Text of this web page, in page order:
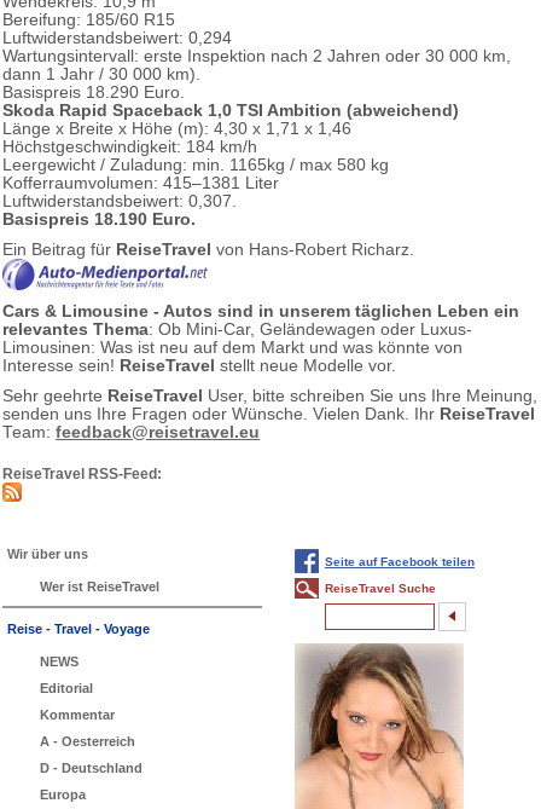
Bereifung: 185/60 R15
Luftwiderstandsbeiwert: 0,294
Wartungsintervall: erste Inspektion nach 2 Jahren oder 30 000 km,
dann 1 Jahr / 30 000 km).
Basispreis 18.290 Euro.
Skoda Rapid Spaceback 1,0 TSI Ambition (abweichend)
Länge x Breite x Höhe (m): 4,30 x 1,71 x 1,46
Höchstgeschwindigkeit: 184 km/h
Leergewicht / Zuladung: min. 1165kg / max 580 kg
Kofferraumvolumen: 415–1381 Liter
Luftwiderstandsbeiwert: 0,307.
Basispreis 18.190 Euro.
Ein Beitrag für ReiseTravel von Hans-Robert Richarz.
Cars & Limousine - Autos sind in unserem täglichen Leben ein
relevantes Thema: Ob Mini-Car, Geländewagen oder Luxus-
Limousinen: Was ist neu auf dem Markt und was könnte von
Interesse sein! ReiseTravel stellt neue Modelle vor.
Sehr geehrte ReiseTravel User, bitte schreiben Sie uns Ihre Meinung,
senden uns Ihre Fragen oder Wünsche. Vielen Dank. Ihr ReiseTravel
Team: feedback@reisetravel.eu
ReiseTravel RSS-Feed:
Wir über uns
Wer ist ReiseTravel
Reise - Travel - Voyage
NEWS
Editorial
Kommentar
A - Oesterreich
D - Deutschland
Europa
Seite auf Facebook teilen
ReiseTravel Suche